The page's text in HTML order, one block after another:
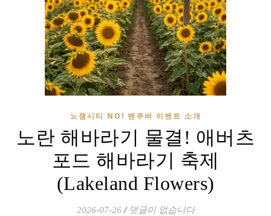
노잼시티 NO! 밴쿠버 이벤트 소개
노란 해바라기 물결! 애버츠
포드 해바라기 축제
(Lakeland Flowers)
2026-07-26 / 댓글이 없습니다